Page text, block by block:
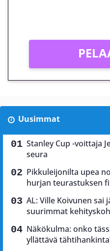
Uusimmat
Stanley Cup -voittaja
seura
Pikkuleijonilta upea
hurjan teurastuksen
AL: Ville Koivunen sai
suurimmat
Näkökulma: onko
yllättävä